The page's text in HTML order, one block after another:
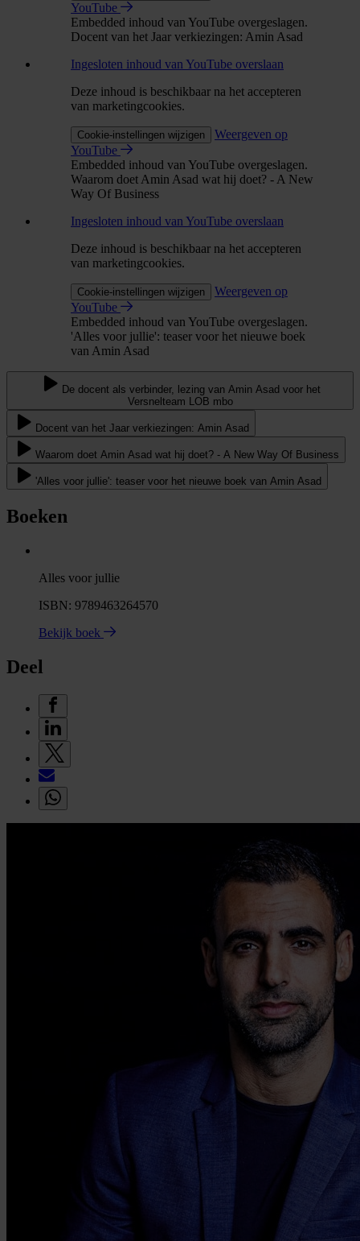
YouTube
Embedded inhoud van YouTube overgeslagen.
Docent van het Jaar verkiezingen: Amin Asad
Ingesloten inhoud van YouTube overslaan
Deze inhoud is beschikbaar na het accepteren
van marketingcookies.
Cookie-instellingen wijzigen
Weergeven op
YouTube
Embedded inhoud van YouTube overgeslagen.
Waarom doet Amin Asad wat hij doet? - A New
Way Of Business
Ingesloten inhoud van YouTube overslaan
Deze inhoud is beschikbaar na het accepteren
van marketingcookies.
Cookie-instellingen wijzigen
Weergeven op
YouTube
Embedded inhoud van YouTube overgeslagen.
'Alles voor jullie': teaser voor het nieuwe boek
van Amin Asad
De docent als verbinder, lezing van Amin Asad voor het
Versnelteam LOB mbo
Docent van het Jaar verkiezingen: Amin Asad
Waarom doet Amin Asad wat hij doet? - A New Way Of Business
'Alles voor jullie': teaser voor het nieuwe boek van Amin Asad
Boeken
Alles voor jullie
ISBN: 9789463264570
Bekijk boek
Deel